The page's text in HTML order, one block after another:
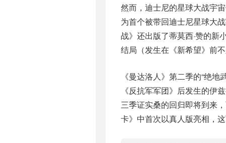
然而，迪士尼的星球大战宇
为首个被带回迪士尼星球大
战》还出版了蒂莫西·赞的新
结局（发生在《新希望》前
《曼达洛人》第二季的“绝
《反抗军军团》后发生的伊
三季证实桑的回归即将到来
卡》中首次以真人版亮相，